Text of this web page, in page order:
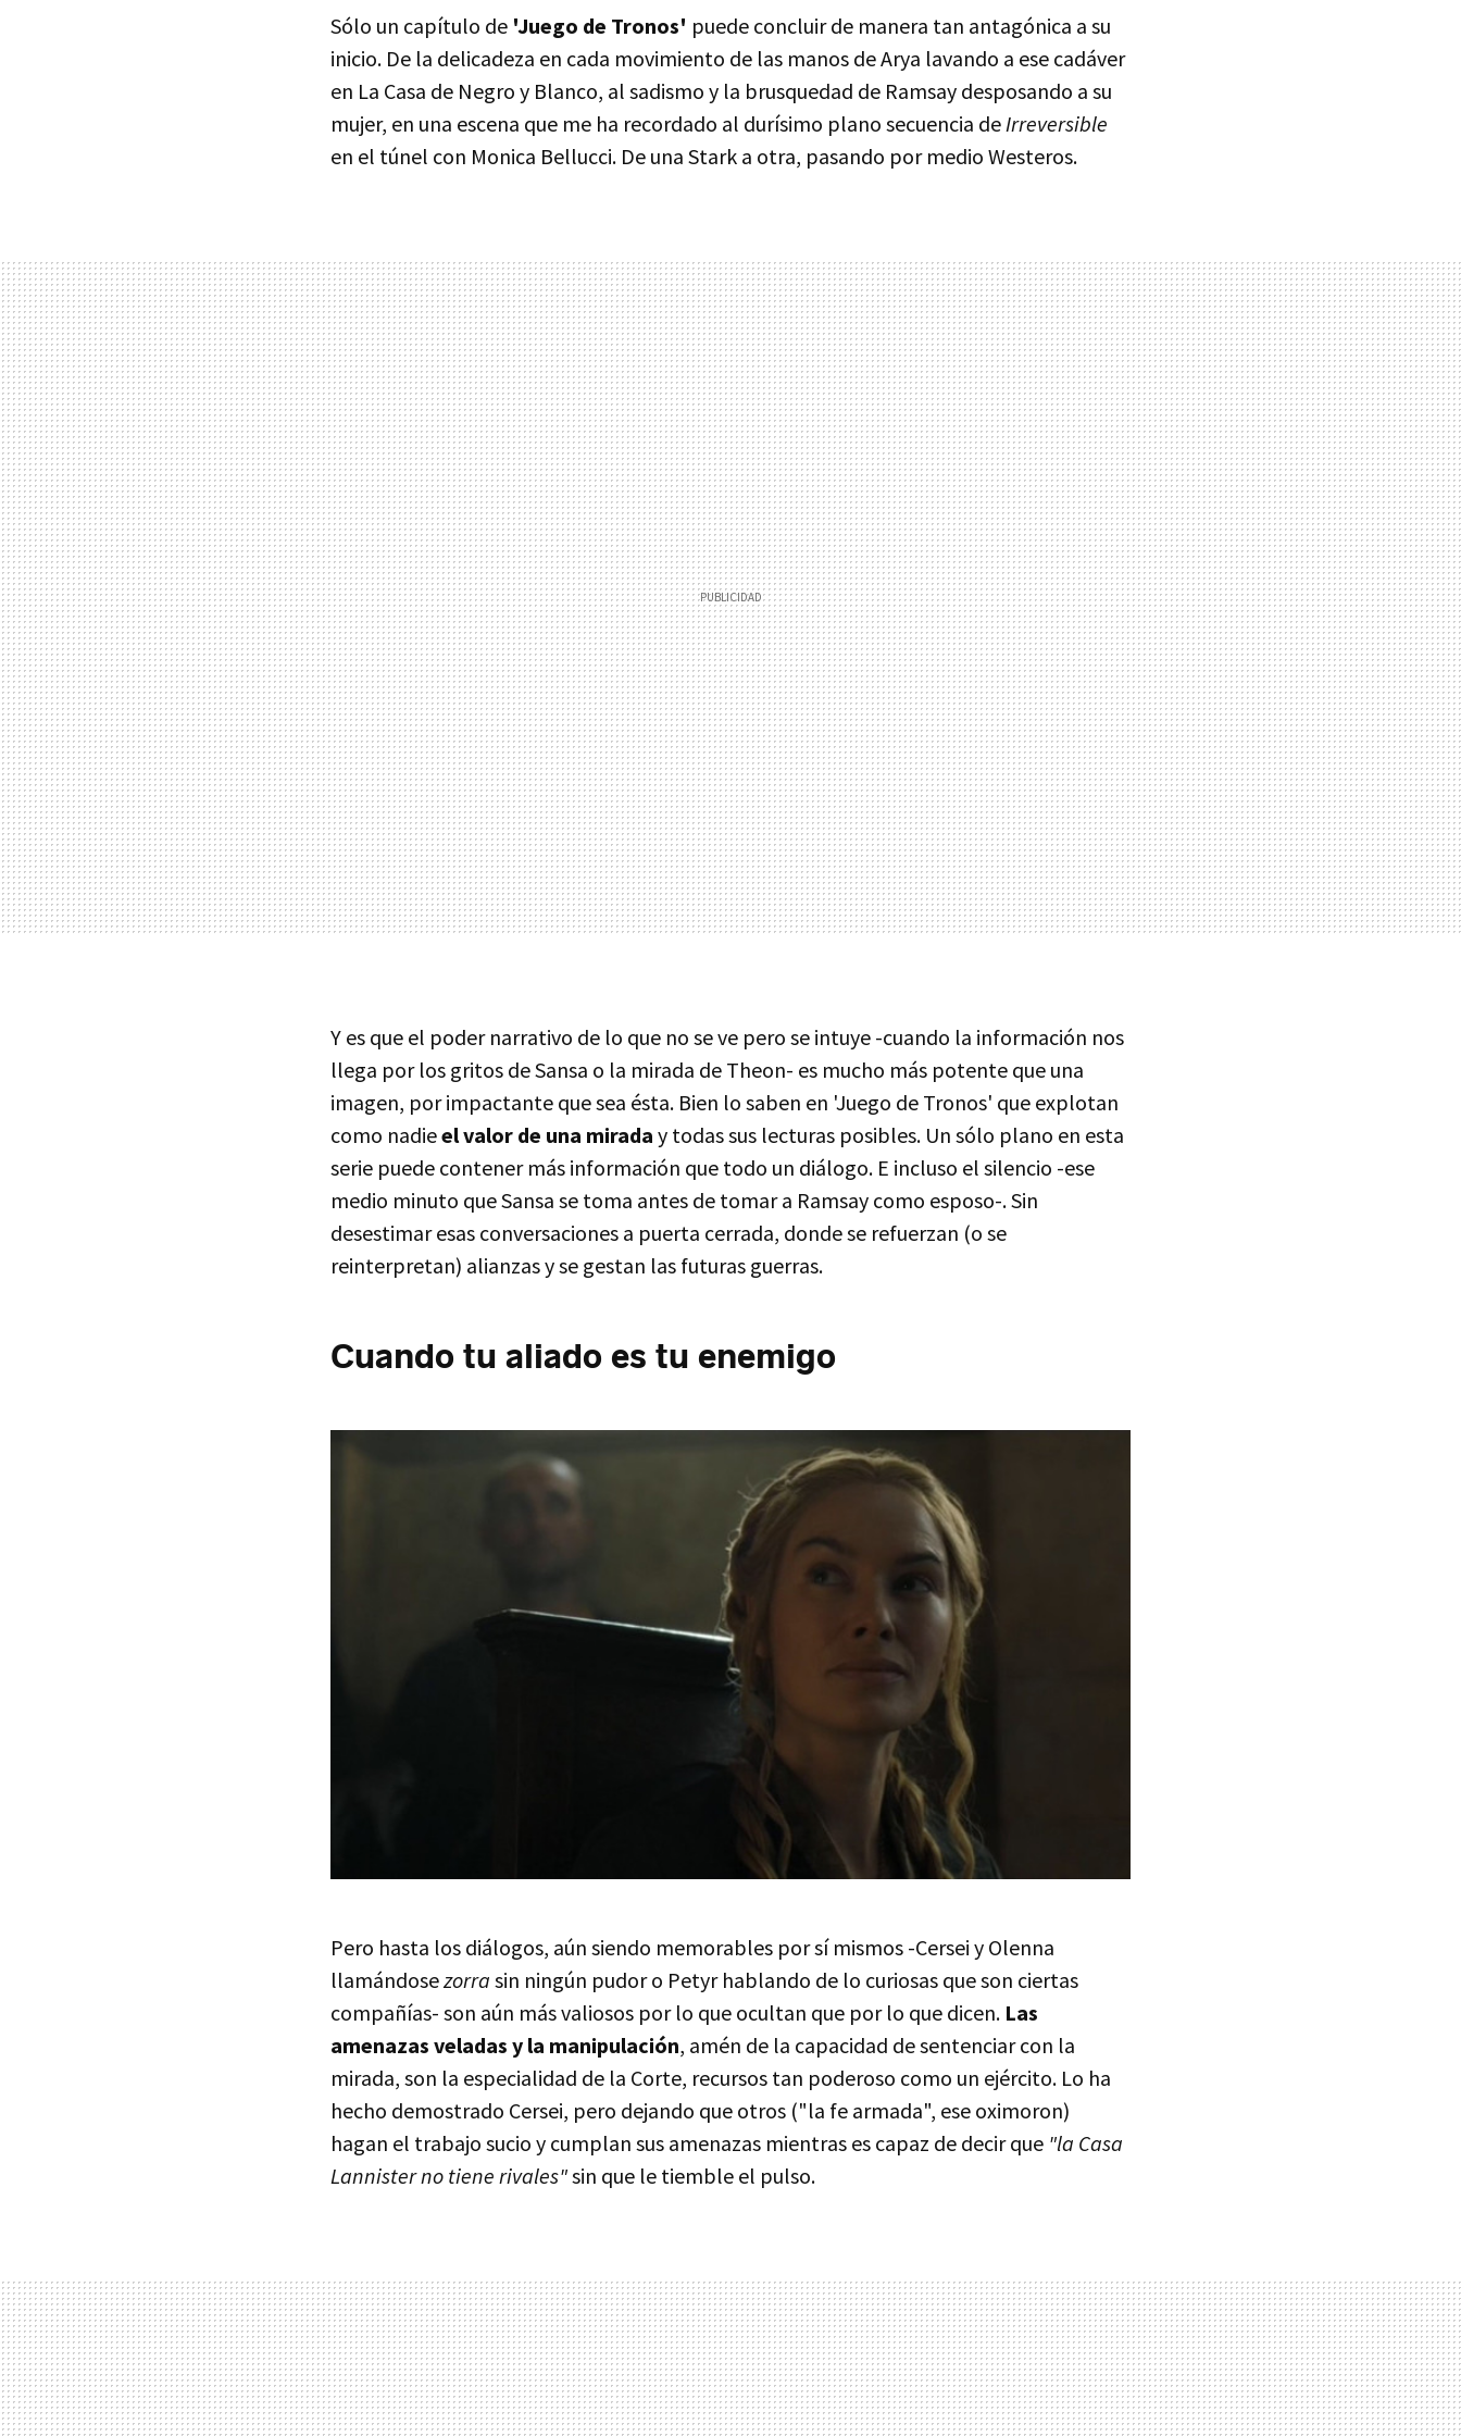
Sólo un capítulo de 'Juego de Tronos' puede concluir de manera tan antagónica a su
inicio. De la delicadeza en cada movimiento de las manos de Arya lavando a ese cadáver
en La Casa de Negro y Blanco, al sadismo y la brusquedad de Ramsay desposando a su
mujer, en una escena que me ha recordado al durísimo plano secuencia deIrreversible
en el túnel con Monica Bellucci. De una Stark a otra, pasando por medio Westeros.
Y es que el poder narrativo de lo que no se ve pero se intuye -cuando la información nos
llega por los gritos de Sansa o la mirada de Theon- es mucho más potente que una
imagen, por impactante que sea ésta. Bien lo saben en 'Juego de Tronos' que explotan
como nadieel valor de una mirada y todas sus lecturas posibles. Un sólo plano en esta
serie puede contener más información que todo un diálogo. E incluso el silencio -ese
medio minuto que Sansa se toma antes de tomar a Ramsay como esposo-. Sin
desestimar esas conversaciones a puerta cerrada, donde se refuerzan (o se
reinterpretan) alianzas y se gestan las futuras guerras.
Cuando tu aliado es tu enemigo
Pero hasta los diálogos, aún siendo memorables por sí mismos -Cersei y Olenna
llamándosezorra sin ningún pudor o Petyr hablando de lo curiosas que son ciertas
compañías- son aún más valiosos por lo que ocultan que por lo que dicen. Las
amenazas veladas y la manipulación, amén de la capacidad de sentenciar con la
mirada, son la especialidad de la Corte, recursos tan poderoso como un ejército. Lo ha
hecho demostrado Cersei, pero dejando que otros ("la fe armada", ese oximoron)
hagan el trabajo sucio y cumplan sus amenazas mientras es capaz de decir que "la Casa
Lannister no tiene rivales"sin que le tiemble el pulso.